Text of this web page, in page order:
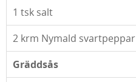
1 tsk salt
2 krm Nymald svartpeppar
Gräddsås